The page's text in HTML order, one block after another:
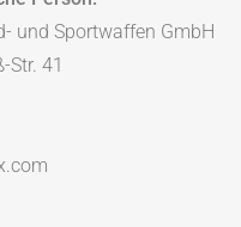
und Sportwaffen GmbH
Str. 41